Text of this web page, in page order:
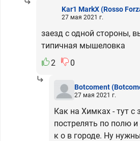
Kar1 MarkX(Rosso
27 мая 2021 г.
заезд с одной стороны,
типичная мышеловка
2
0
Botcoment
27 мая 2021 г.
Как на Химках - тут
пострелять по полю
к о в городе. Ну